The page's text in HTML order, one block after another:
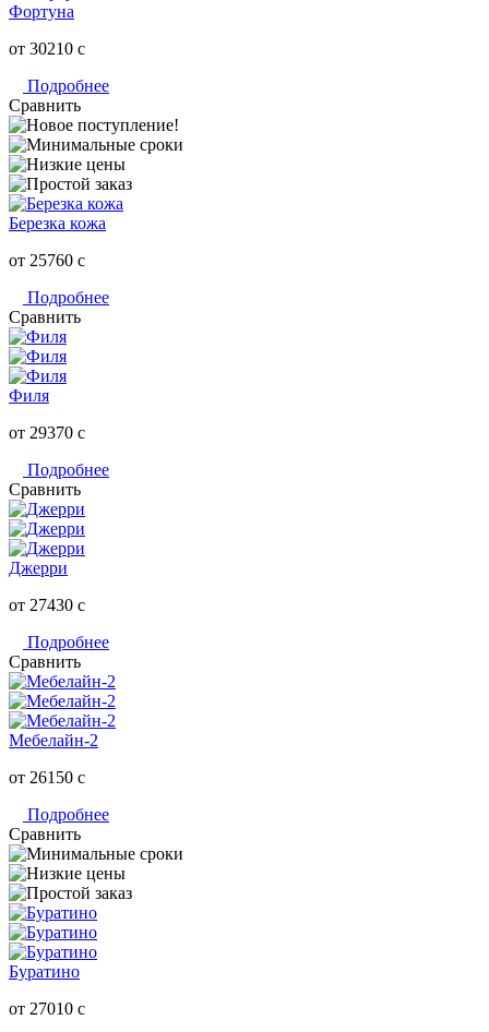
Фортуна
от 30210 c
Подробнее
Сравнить
Березка кожа
от 25760 c
Подробнее
Сравнить
Филя
от 29370 c
Подробнее
Сравнить
Джерри
от 27430 c
Подробнее
Сравнить
Мебелайн-2
от 26150 c
Подробнее
Сравнить
Буратино
от 27010 c